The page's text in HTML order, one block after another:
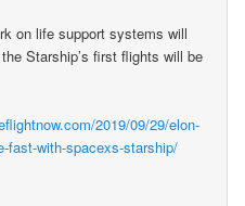
on life support systems will
Starship’s first flights will be
2019/09/29/elon-
fast-with-spacexs-starship/